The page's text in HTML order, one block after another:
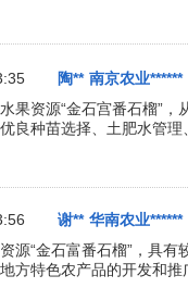
陶** 南京农业******
果资源“金石宫番石榴”
良种苗选择、土肥水管
谢** 华南农业******
源“金石富番石榴”，具
方特色农产品的开发和